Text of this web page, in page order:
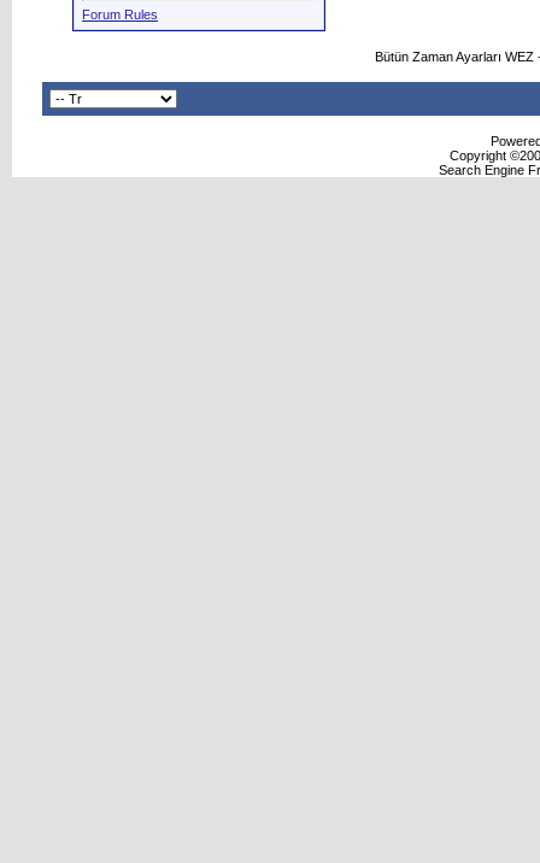
Forum Rules
Bütün Zaman Ayarları
Copyright
Search Engine